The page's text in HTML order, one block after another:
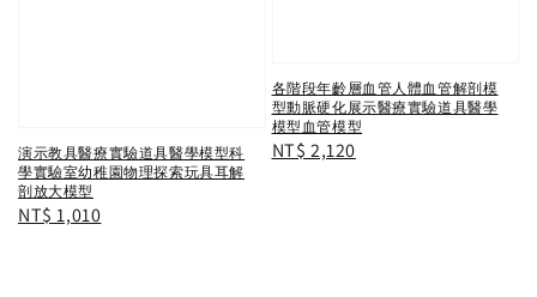
演示教具醫療實驗道具醫學模型科
學實驗室幼稚園物理探索玩具耳解
剖放大模型
Regular
NT$ 1,010
各階段年齡層血管人體血管解剖模
型動脈硬化展示醫療實驗道具醫學
模型血管模型
Regular
NT$ 2,120